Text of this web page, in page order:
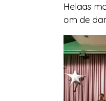
Helaas
om de